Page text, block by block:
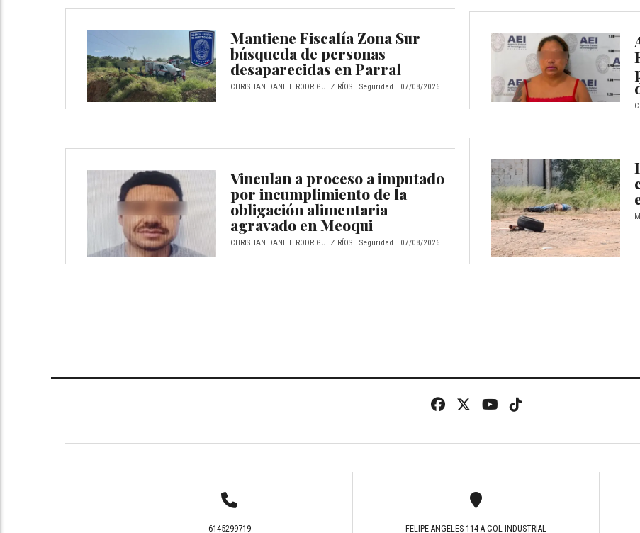
Mantiene Fiscalía Zona Sur
búsqueda de personas
desaparecidas en Parral
CHRISTIAN DANIEL RODRIGUEZ RÍOS Seguridad 07/08/2026
Vinculan a proceso a imputado
por incumplimiento de la
obligación alimentaria
agravado en Meoqui
CHRISTIAN DANIEL RODRIGUEZ RÍOS Seguridad 07/08/2026
6145299719 FELIPE ANGELES 114 A COL INDUSTRIAL